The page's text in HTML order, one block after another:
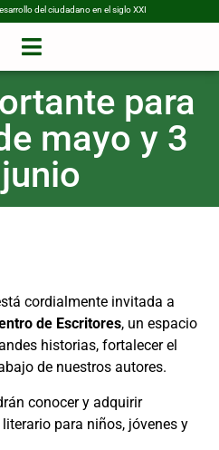
del ciudadano en el siglo XXI
para
mayo y 3
cordialmente invitada a
de Escritores, un espacio
historias, fortalecer el
de nuestros autores.
conocer y adquirir
para niños, jóvenes y